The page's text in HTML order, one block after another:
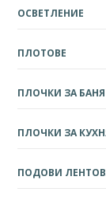
ОСВЕТЛЕНИЕ
ПЛОТОВЕ
ПЛОЧКИ ЗА БАНЯ
ПЛОЧКИ ЗА
ПОДОВИ